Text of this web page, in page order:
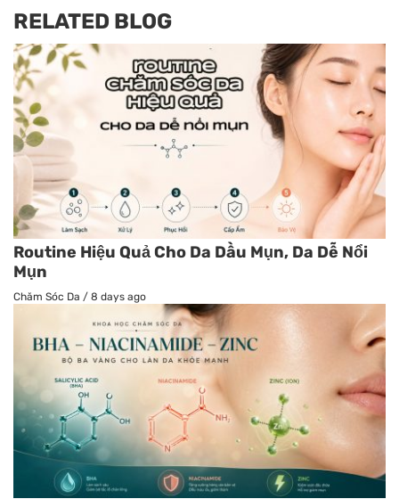
RELATED BLOG
Routine Hiệu Quả Cho Da Dầu Mụn, Da Dễ Nổi
Mụn
Chăm Sóc Da / 8 days ago